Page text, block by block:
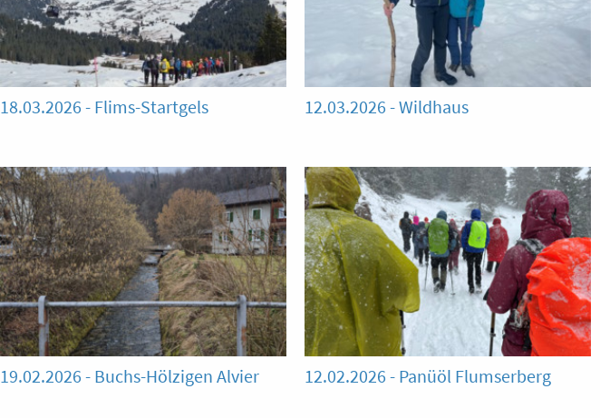
18.03.2026 - Flims-Startgels 12.03.2026 - Wildhaus
19.02.2026 - Buchs-Hölzigen Alvier 12.02.2026 - Panüöl Flumserberg